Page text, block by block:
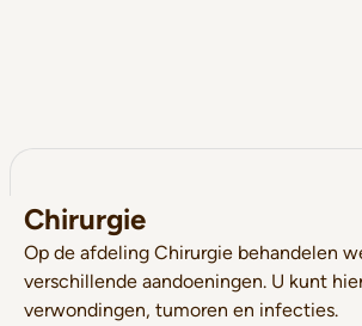
Chirurgie
Op de afdeling Chirurgie behandelen
verschillende aandoeningen. U kunt
verwondingen, tumoren en infecties.